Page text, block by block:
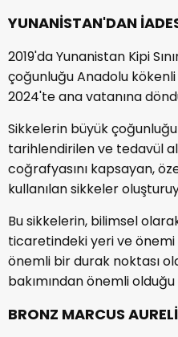
YUNANİSTAN'DAN
2019'da Yunanistan Kipi
çoğunluğu Anadolu kökenli
2024'te ana vatanına
Sikkelerin büyük
tarihlendirilen ve tedavül
coğrafyasını kapsayan,
kullanılan sikkeler
Bu sikkelerin, bilimsel
ticaretindeki yeri ve
önemli bir durak noktası
bakımından önemli
BRONZ MARCUS